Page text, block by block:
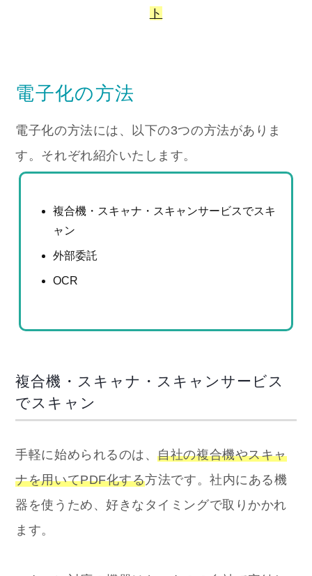
ト
電子化の方法
電子化の方法には、以下の3つの方法がありま
す。それぞれ紹介いたします。
複合機・スキャナ・スキャンサービスでスキ
ャン
外部委託
OCR
複合機・スキャナ・スキャンサービス
でスキャン
手軽に始められるのは、自社の複合機やスキャ
ナを用いてPDF化する方法です。社内にある機
器を使うため、好きなタイミングで取りかかれ
ます。